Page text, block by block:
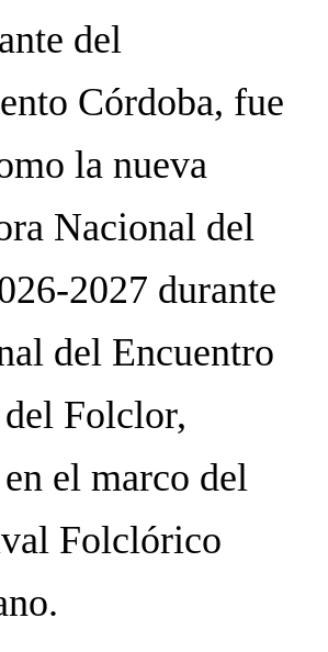
del
Córdoba, fue
la nueva
Nacional del
2027 durante
del Encuentro
Folclor,
el marco del
Folclórico